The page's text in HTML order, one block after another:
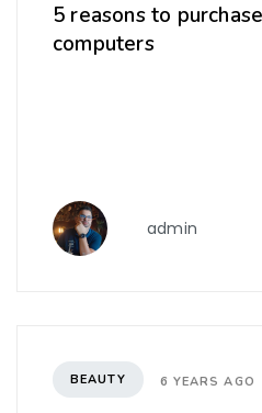
5 reasons to
computers
admin
BEAUTY 6 YEARS AGO